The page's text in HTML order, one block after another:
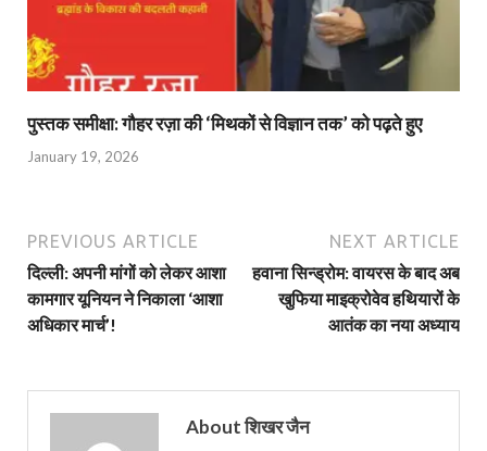
पुस्तक समीक्षा: गौहर रज़ा की ‘मिथकों से विज्ञान तक’ को पढ़ते हुए
January 19, 2026
PREVIOUS ARTICLE
दिल्ली: अपनी मांगों को लेकर आशा
कामगार यूनियन ने निकाला ‘आशा
अधिकार मार्च’!
NEXT ARTICLE
हवाना सिन्ड्रोम: वायरस के बाद अब
खुफिया माइक्रोवेव हथियारों के
आतंक का नया अध्याय
About शिखर जैन